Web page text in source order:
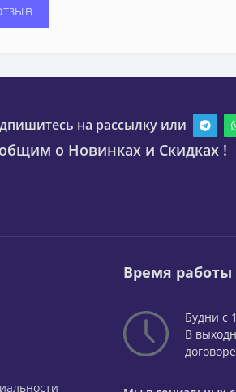
на рассылку или
о Новинках и Скидках !
Время работы
Будни с
В